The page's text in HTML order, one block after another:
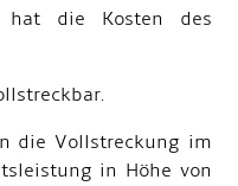
hat die Kosten des
die Vollstreckung im
in Höhe von